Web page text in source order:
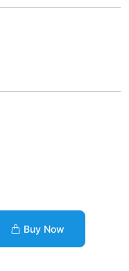
Buy Now